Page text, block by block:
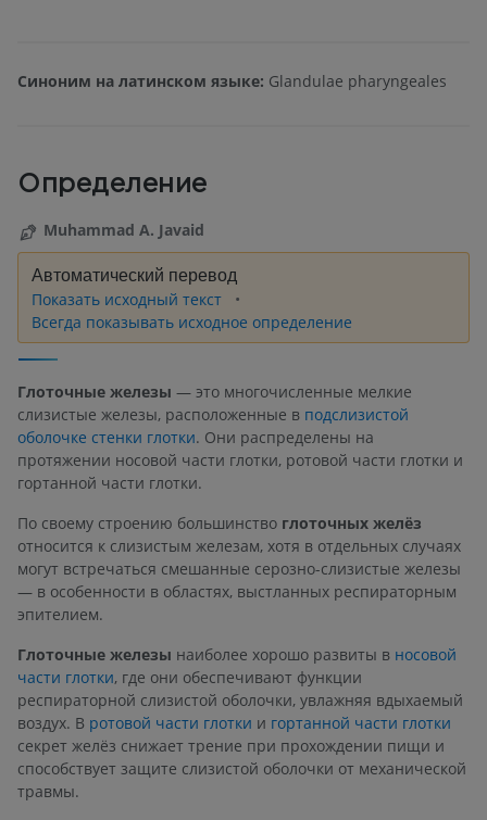
Синоним на латинском языке: Glandulae pharyngeales
Определение
Muhammad A. Javaid
Автоматический перевод
Показать исходный текст
Всегда показывать исходное определение
Глоточные железы — это многочисленные мелкие
слизистые железы, расположенные в подслизистой
оболочке стенки глотки. Они распределены на
протяжении носовой части глотки, ротовой части глотки и
гортанной части глотки.
По своему строению большинство глоточных желёз
относится к слизистым железам, хотя в отдельных случаях
могут встречаться смешанные серозно-слизистые железы
— в особенности в областях, выстланных респираторным
эпителием.
Глоточные железы наиболее хорошо развиты в носовой
части глотки, где они обеспечивают функции
респираторной слизистой оболочки, увлажняя вдыхаемый
воздух. В ротовой части глотки и гортанной части глотки
секрет желёз снижает трение при прохождении пищи и
способствует защите слизистой оболочки от механической
травмы.